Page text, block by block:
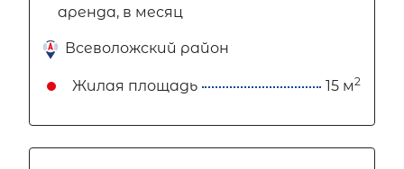
аренда, в месяц
Всеволожский район
Жилая площадь 15 м2